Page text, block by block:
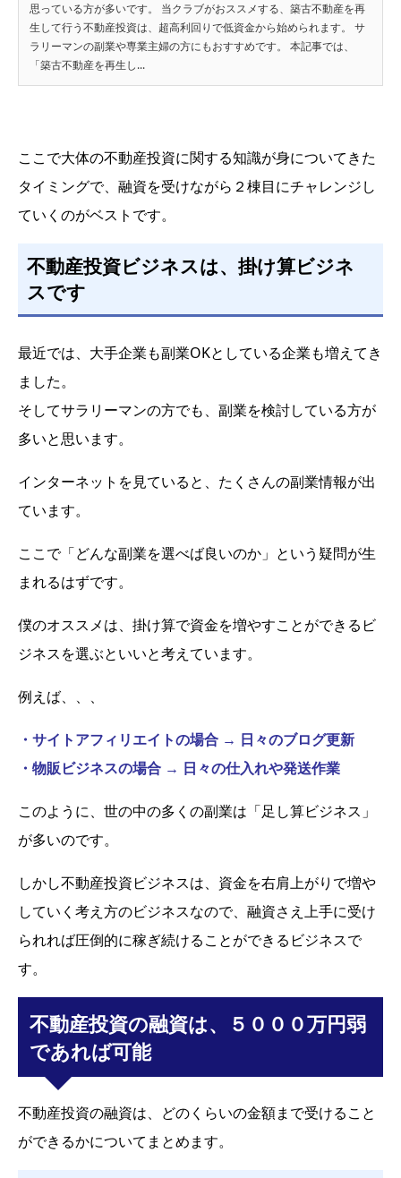
思っている方が多いです。 当クラブがおススメする、築古不動産を再
生して行う不動産投資は、超高利回りで低資金から始められます。 サ
ラリーマンの副業や専業主婦の方にもおすすめです。 本記事では、
「築古不動産を再生し...
ここで大体の不動産投資に関する知識が身についてきた
タイミングで、融資を受けながら２棟目にチャレンジし
ていくのがベストです。
不動産投資ビジネスは、掛け算ビジネ
スです
最近では、大手企業も副業OKとしている企業も増えてき
ました。
そしてサラリーマンの方でも、副業を検討している方が
多いと思います。
インターネットを見ていると、たくさんの副業情報が出
ています。
ここで「どんな副業を選べば良いのか」という疑問が生
まれるはずです。
僕のオススメは、掛け算で資金を増やすことができるビ
ジネスを選ぶといいと考えています。
例えば、、、
・サイトアフィリエイトの場合 → 日々のブログ更新
・物販ビジネスの場合 → 日々の仕入れや発送作業
このように、世の中の多くの副業は「足し算ビジネス」
が多いのです。
しかし不動産投資ビジネスは、資金を右肩上がりで増や
していく考え方のビジネスなので、融資さえ上手に受け
られれば圧倒的に稼ぎ続けることができるビジネスで
す。
不動産投資の融資は、５０００万円弱
であれば可能
不動産投資の融資は、どのくらいの金額まで受けること
ができるかについてまとめます。